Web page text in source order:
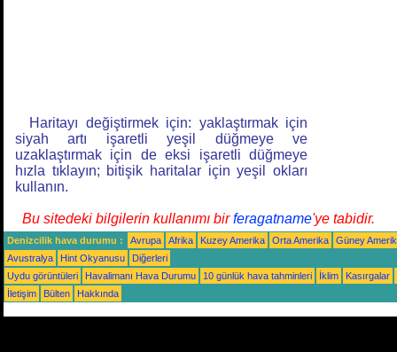
Haritayı değiştirmek için: yaklaştırmak için
siyah artı işaretli yeşil düğmeye ve
uzaklaştırmak için de eksi işaretli düğmeye
hızla tıklayın; bitişik haritalar için yeşil okları
kullanın.
Bu sitedeki bilgilerin kullanımı birferagatname'ye tabidir.
Denizcilik hava durumu : Avrupa Afrika Kuzey Amerika Orta Amerika
Güney
Avustralya
Hint Okyanusu
Diğerleri
Uydu görüntüleri
Havalimanı Hava Durumu 10 günlük hava tahminleri İklim
Kasırgalar
İletişim
Bülten Hakkında